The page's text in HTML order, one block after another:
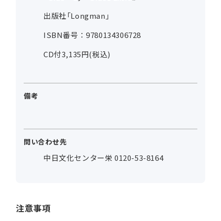
出版社「Longman」
ISBN番号：9780134306728
CD付3,135円(税込)
備考
問い合わせ先
中日文化センター栄 0120-53-8164
注意事項